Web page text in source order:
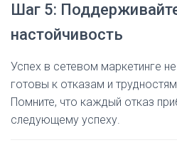
Шаг 5:
настойчивость
Успех в сетевом маркетинге
готовы к отказам и
Помните, что каждый отказ
следующему успеху.